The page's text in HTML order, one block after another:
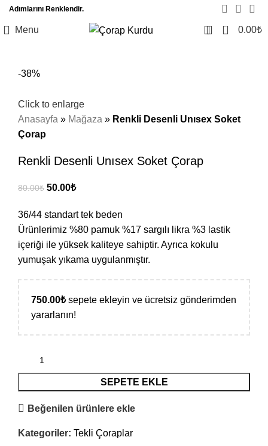
Adımlarını Renklendir.
Menu 0 0.00₺
-38%
Click to enlarge
Anasayfa » Mağaza » Renkli Desenli Unısex Soket
Çorap
Renkli Desenli Unısex Soket Çorap
80.00₺ 50.00₺
36/44 standart tek beden
Ürünlerimiz %80 pamuk %17 sargılı likra %3 lastik
içeriği ile yüksek kaliteye sahiptir. Ayrıca kokulu
yumuşak yıkama uygulanmıştır.
750.00₺ sepete ekleyin ve ücretsiz gönderimden
yararlanın!
SEPETE EKLE
Beğenilen ürünlere ekle
Kategoriler: Tekli Çoraplar